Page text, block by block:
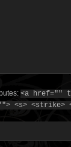
<a href=""
<s> <strike>